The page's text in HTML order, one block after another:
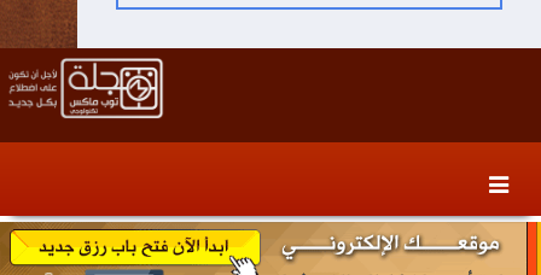
content
secondary
content